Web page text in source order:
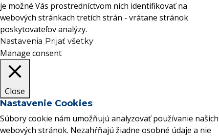
je možné Vás prostredníctvom nich identifikovať na
webových stránkach tretích strán - vrátane stránok
poskytovateľov analýzy.
Nastavenia Prijať všetky
Manage consent
Close
Nastavenie Cookies
Súbory cookie nám umožňujú analyzovať používanie našich
webových stránok. Nezahŕňajú žiadne osobné údaje a nie